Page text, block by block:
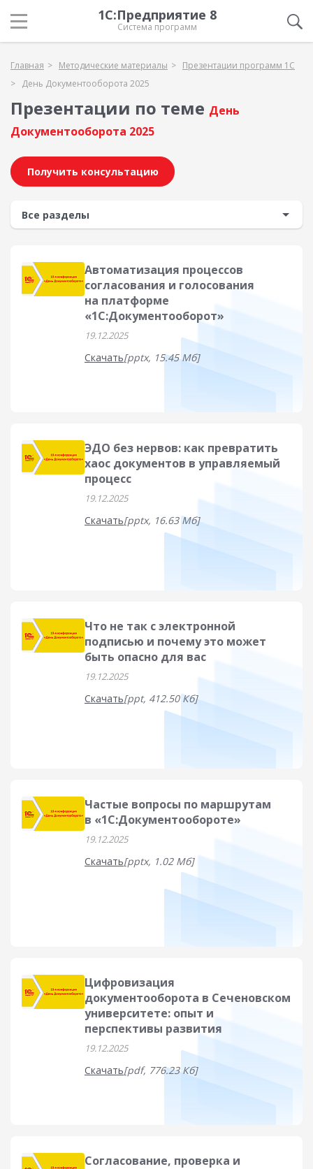
1С:Предприятие 8
Система программ
Главная Методические материалы
Презентации программ 1С
День Документооборота 2025
Презентации по теме День
Документооборота 2025
Получить консультацию
Автоматизация процессов
согласования и голосования
на платформе
«1С:Документооборот»
19.12.2025
Скачать[pptx, 15.45 Мб]
ЭДО без нервов: как превратить
хаос документов в управляемый
процесс
19.12.2025
Скачать[pptx, 16.63 Мб]
Что не так с электронной
подписью и почему это может
быть опасно для вас
19.12.2025
Скачать[ppt, 412.50 Кб]
Частые вопросы по маршрутам
в «1С:Документообороте»
19.12.2025
Скачать[pptx, 1.02 Мб]
Цифровизация
документооборота в Сеченовском
университете: опыт и
перспективы развития
19.12.2025
Скачать[pdf, 776.23 Кб]
Согласование, проверка и